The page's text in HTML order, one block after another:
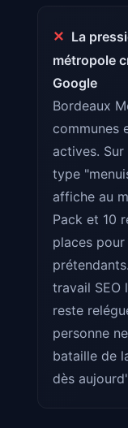
✕ La
métropole
Google
Bordeaux
communes
actives.
type
affiche au
Pack et 10
places
travail SEO
reste
personne
bataille de
dès